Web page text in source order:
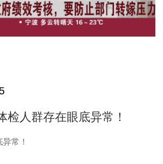
检人群存在眼底异常！
常！